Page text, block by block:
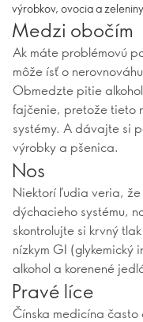
výrobkov, ovocia a
Medzi obočím
Ak máte problémovú
môže ísť o
Obmedzte pitie
fajčenie, pretože tieto
systémy. A dávajte si
výrobky a pšenica.
Nos
Niektorí ľudia veria, že
dýchacieho systému,
skontrolujte si krvný
nízkym GI (glykemický
alkohol a korenené
Pravé líce
Čínska medicína